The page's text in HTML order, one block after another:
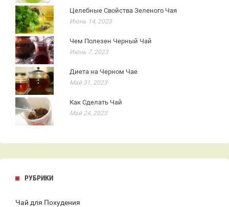
Целебные Свойства Зеленого Чая
Июнь 14, 2023
Чем Полезен Черный Чай
Июнь 7, 2023
Диета на Черном Чае
Май 31, 2023
Как Сделать Чай
Май 24, 2023
РУБРИКИ
Чай для Похудения